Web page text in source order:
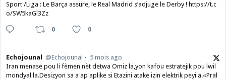
Sport /Liga : Le Barça assure, le Real Madrid s’adjuge le Derby ! https://t.c
o/SW5kaGl3Zz
0 0
Echojounal @Echojounal
5 mois ago
Iran menase pou li fèmen nèt detwa Omiz la,yon kafou estratejik pou lwil
mondyal la.Desizyon sa a ap aplike si Etazini atake izin elektrik peyi a.​«Pral